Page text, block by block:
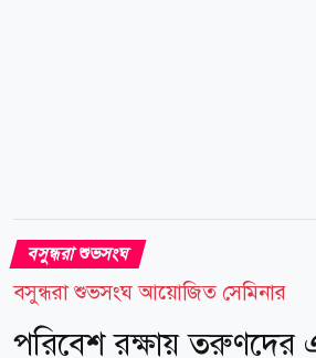
বসুন্ধরা শুভসংঘ
বসুন্ধরা শুভসংঘ আয়োজিত সেমিনার
পরিবেশ রক্ষায় তরুণদের